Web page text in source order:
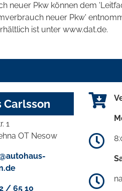
neuer Pkw können dem
neuer Pkw'
ist unter www.dat.de.
Carlsson
1
OT Nesow
/ 65 10